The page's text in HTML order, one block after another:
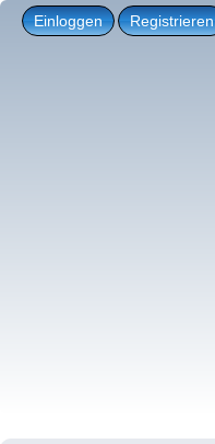
Einloggen Registrieren